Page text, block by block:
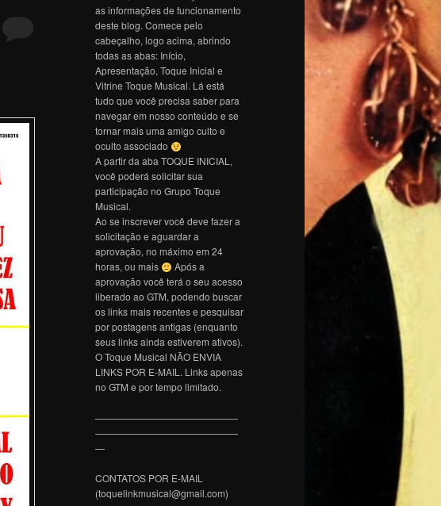
as informações de funcionamento
deste blog. Comece pelo
cabeçalho, logo acima, abrindo
todas as abas: Início,
Apresentação, Toque Inicial e
Vitrine Toque Musical. Lá está
tudo que você precisa saber para
navegar em nosso conteúdo e se
tornar mais uma amigo culto e
oculto associado
A partir da aba TOQUE INICIAL,
você poderá solicitar sua
participação no Grupo Toque
Musical.
Ao se inscrever você deve fazer a
solicitação e aguardar a
aprovação, no máximo em 24
horas, ou mais
Após a
aprovação você terá o seu acesso
liberado ao GTM, podendo buscar
os links mais recentes e pesquisar
por postagens antigas (enquanto
seus links ainda estiverem ativos).
O Toque Musical NÃO ENVIA
LINKS POR E-MAIL. Links apenas
no GTM e por tempo limitado.
———————————————
———————————————
—
CONTATOS POR E-MAIL
(toquelinkmusical@gmail.com)